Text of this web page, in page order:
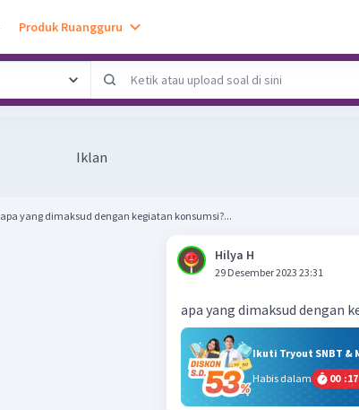
Produk Ruangguru
Iklan
apa yang dimaksud dengan kegiatan konsumsi?...
Hilya H
29 Desember 2023 23:31
apa yang dimaksud dengan
Ikuti Tryout SNBT &
Habis dalam
00 :17